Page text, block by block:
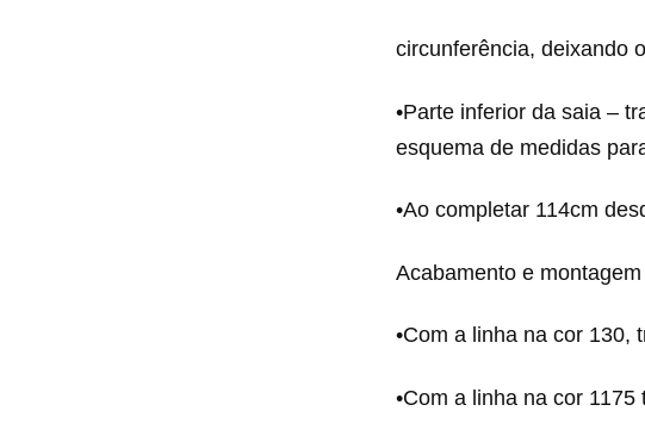
circunferência, deixando
•Parte inferior da saia –
esquema de medidas
•Ao completar 114cm
Acabamento e montagem
•Com a linha na cor 130,
•Com a linha na cor